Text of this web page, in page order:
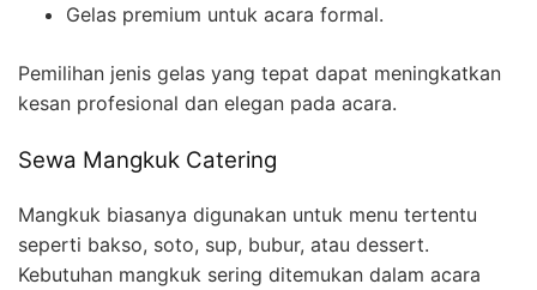
Gelas premium untuk acara formal.
Pemilihan jenis gelas yang tepat dapat meningkatkan
kesan profesional dan elegan pada acara.
Sewa Mangkuk Catering
Mangkuk biasanya digunakan untuk menu tertentu
seperti bakso, soto, sup, bubur, atau dessert.
Kebutuhan mangkuk sering ditemukan dalam acara